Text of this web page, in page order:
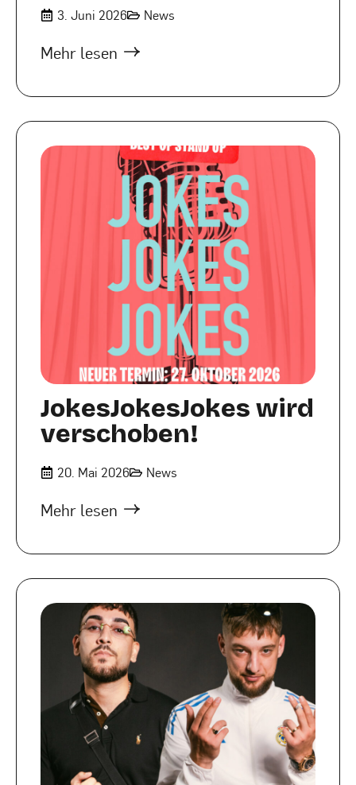
3. Juni 2026 News
Mehr lesen
JokesJokesJokes wird
verschoben!
20. Mai 2026 News
Mehr lesen